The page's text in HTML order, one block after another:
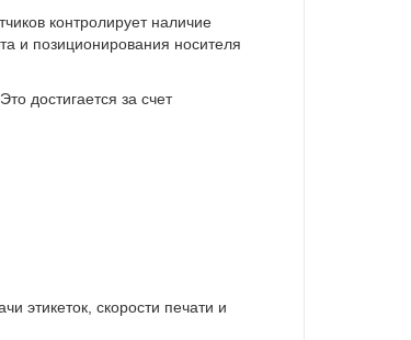
контролирует наличие
и позиционирования носителя
достигается за счет
этикеток, скорости печати и